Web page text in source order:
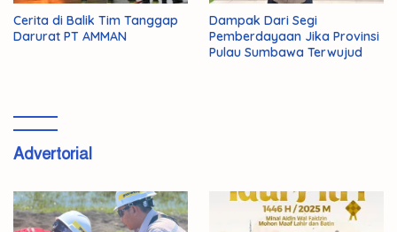
Cerita di Balik Tim Tanggap
Darurat PT AMMAN
Dampak Dari Segi
Pemberdayaan Jika Provinsi
Pulau Sumbawa Terwujud
Advertorial